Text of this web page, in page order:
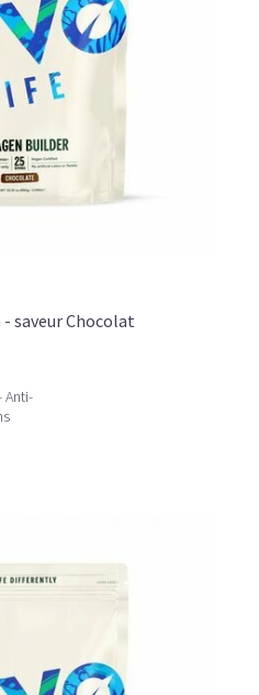
de caramel pour un
de concentration avant le
saveur Chocolat
Anti-